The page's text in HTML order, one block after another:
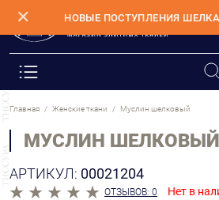
✕ НОВЫЕ ПОСТУПЛЕНИЯ
Главная Женские ткани Муслин шелковый
МУСЛИН ШЕЛКОВЫЙ
АРТИКУЛ: 00021204
ОТЗЫВОВ: 0 Нет в